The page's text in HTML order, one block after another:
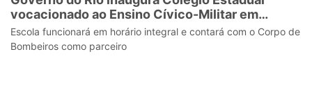
vocacionado ao Ensino Cívico-Militar em
Cordeiro
Escola funcionará em horário integral e contará com o Corpo de
Bombeiros como parceiro